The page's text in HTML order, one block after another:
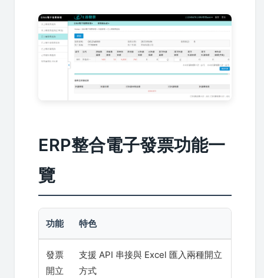
ERP整合電子發票功能一
覽
功能 特色
發票
開立
支援 API 串接與 Excel 匯入兩種開立
方式